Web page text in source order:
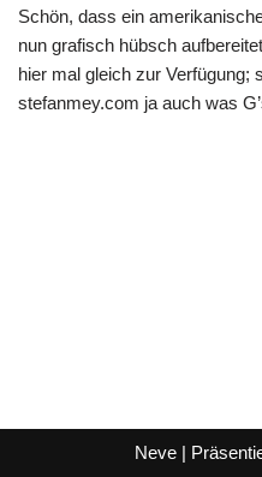
Schön, dass ein
nun grafisch hübsch
hier mal gleich zur Verfügung;
stefanmey.com ja auch was
Neve |